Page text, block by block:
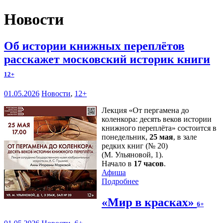
Новости
Об истории книжных переплётов
расскажет московский историк книги
12+
01.05.2026 Новости, 12+
Лекция «От пергамена до
коленкора: десять веков истории
книжного переплёта» состоится в
понедельник, 25 мая, в зале
редких книг (№ 20)
(М. Ульяновой, 1).
Начало в 17 часов.
Афиша
Подробнее
«Мир в красках» 6+